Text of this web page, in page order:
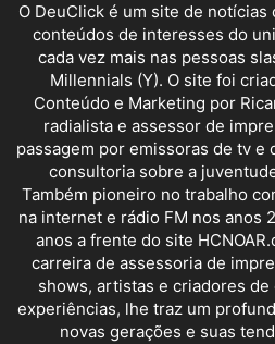
O DeuClick é um site de
conteúdos de interesses do
cada vez mais nas pessoas
Millennials (Y). O site foi
Conteúdo e Marketing por
radialista e assessor de
passagem por emissoras de tv e
consultoria sobre a
Também pioneiro no trabalho
na internet e rádio FM nos anos
anos a frente do site
carreira de assessoria de
shows, artistas e criadores de
experiências, lhe traz um
novas gerações e suas